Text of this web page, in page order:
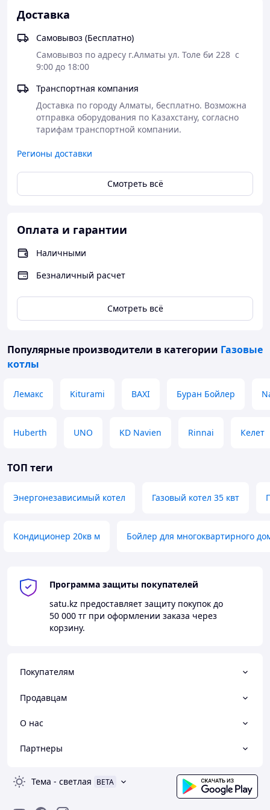
кВт
сети
Оснащение оригинальными компонентами
газогорелочного устройства и газовым клапаном
инжекционной микрофакельной горелкой
«POLIDORO»
Наличие системы защиты от перегрева,
прерывания тяги, сажеобразования, а также от
Удобство чистки котла за счет применения
Усовершенствованная система защиты
безопасности (установлен датчик перегрева
теплообменника)
увеличения площади теплообмена
для максимальной задержки отходящих
Увеличение первичного и вторичного притока
воздуха
Функция горячего водоснабжения (от 12,5 - 40
кВт)
Доставка
Самовывоз (Бесплатно)
Самовывоз по адресу г.Алматы ул. Толе би 228  с
9:00 до 18:00
Транспортная компания
Доставка по городу Алматы, бесплатно. Возможна
отправка оборудования по Казахстану, согласно
тарифам транспортной компании.
Регионы доставки
Смотреть всё
Оплата и гарантии
Наличными
Безналичный расчет
Смотреть всё
Популярные производители в категории Газовые
котлы
Лемакс Kiturami BAXI Буран Бойлер
Huberth UNO KD Navien Rinnai Келет
ТОП теги
Энергонезависимый котел Газовый котел 35 квт
Кондиционер 20кв м Бойлер для многоквартирного
Программа защиты покупателей
satu.kz предоставляет защиту покупок до
50 000 тг при оформлении заказа через
корзину.
Покупателям
Продавцам
О нас
Партнеры
Тема - светлая BETA